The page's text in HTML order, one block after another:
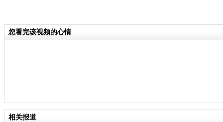
您看完该视频的心情
相关报道